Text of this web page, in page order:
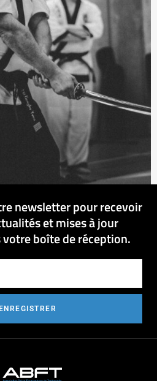
newsletter pour recevoir
et mises à jour
boîte de réception.